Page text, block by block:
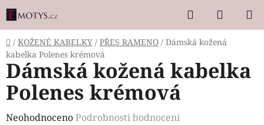
Přejít
na
obsah
Hledat
KOŠÍK
Domů
/ KOŽENÉ KABELKY / PŘES RAMENO / Dámská kožená
kabelka Polenes krémová
Dámská kožená kabelka
Polenes krémová
Průměrné
NeohodnocenoPodrobnosti hodnocení